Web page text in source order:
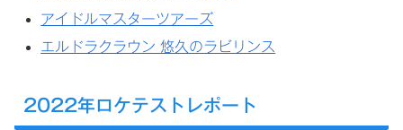
アイドルマスターツアーズ
エルドラクラウン 悠久のラビリンス
2022年ロケテストレポート